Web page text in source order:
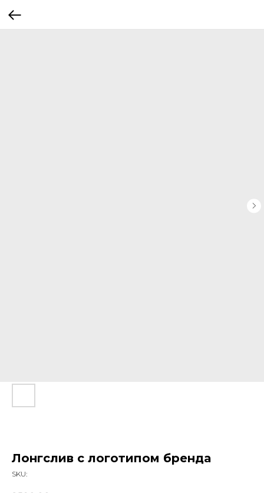
Лонгслив с логотипом бренда
SKU: